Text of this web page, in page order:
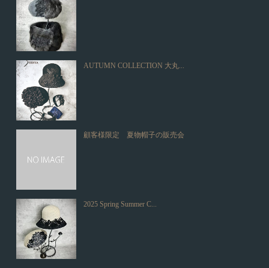
AUTUMN COLLECTION 大丸...
顧客様限定 夏物帽子の販売会
2025 Spring Summer C...